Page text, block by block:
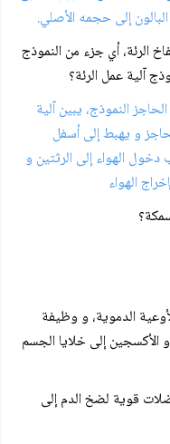
إلى حجمه الأصلي.
الرئة، أي جزء من النموذج
آلية عمل الرئة؟
النموذج، يبين آلية
و يهبط إلى أسفل
الهواء إلى الرثتين و
الهواء
الدموية، و وظيفة
الأكسجين إلى خلايا الجسم
قوية لضخ الدم إلى